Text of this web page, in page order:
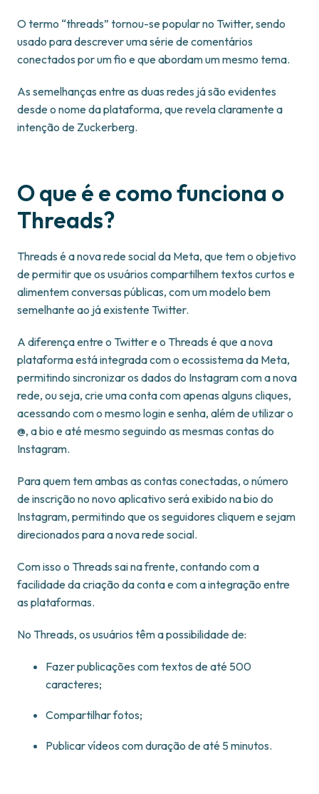
O termo “threads” tornou-se popular no Twitter, sendo
usado para descrever uma série de comentários
conectados por um fio e que abordam um mesmo tema.
As semelhanças entre as duas redes já são evidentes
desde o nome da plataforma, que revela claramente a
intenção de Zuckerberg.
O que é e como funciona o
Threads?
Threads é a nova rede social da Meta, que tem o objetivo
de permitir que os usuários compartilhem textos curtos e
alimentem conversas públicas, com um modelo bem
semelhante ao já existente Twitter.
A diferença entre o Twitter e o Threads é que a nova
plataforma está integrada com o ecossistema da Meta,
permitindo sincronizar os dados do Instagram com a nova
rede, ou seja, crie uma conta com apenas alguns cliques,
acessando com o mesmo login e senha, além de utilizar o
@, a bio e até mesmo seguindo as mesmas contas do
Instagram.
Para quem tem ambas as contas conectadas, o número
de inscrição no novo aplicativo será exibido na bio do
Instagram, permitindo que os seguidores cliquem e sejam
direcionados para a nova rede social.
Com isso o Threads sai na frente, contando com a
facilidade da criação da conta e com a integração entre
as plataformas.
No Threads, os usuários têm a possibilidade de:
Fazer publicações com textos de até 500
caracteres;
Compartilhar fotos;
Publicar vídeos com duração de até 5 minutos.